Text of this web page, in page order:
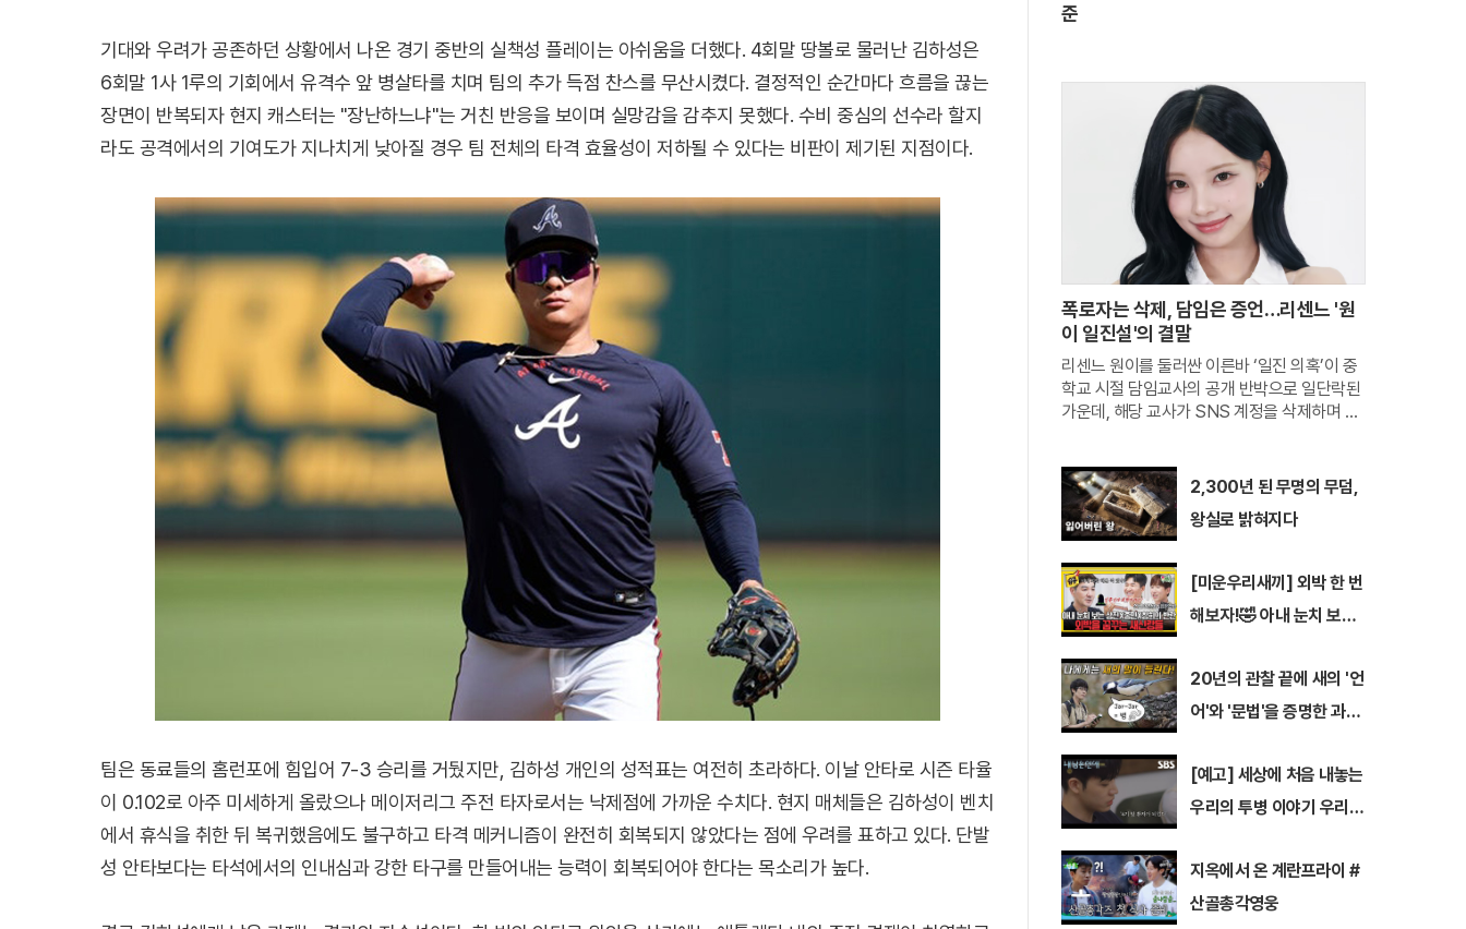
기대와 우려가 공존하던 상황에서 나온 경기 중반의 실책성 플레이는 아쉬움을 더했다. 4회말 땅볼로 물러난 김하성은
6회말 1사 1루의 기회에서 유격수 앞 병살타를 치며 팀의 추가 득점 찬스를 무산시켰다. 결정적인 순간마다 흐름을 끊는
장면이 반복되자 현지 캐스터는 "장난하느냐"는 거친 반응을 보이며 실망감을 감추지 못했다. 수비 중심의 선수라 할지
라도 공격에서의 기여도가 지나치게 낮아질 경우 팀 전체의 타격 효율성이 저하될 수 있다는 비판이 제기된 지점이다.
팀은 동료들의 홈런포에 힘입어 7-3 승리를 거뒀지만, 김하성 개인의 성적표는 여전히 초라하다. 이날 안타로 시즌 타율
이 0.102로 아주 미세하게 올랐으나 메이저리그 주전 타자로서는 낙제점에 가까운 수치다. 현지 매체들은 김하성이 벤치
에서 휴식을 취한 뒤 복귀했음에도 불구하고 타격 메커니즘이 완전히 회복되지 않았다는 점에 우려를 표하고 있다. 단발
성 안타보다는 타석에서의 인내심과 강한 타구를 만들어내는 능력이 회복되어야 한다는 목소리가 높다.
준
폭로자는 삭제, 담임은 증언…리센느 '원
이 일진설'의 결말
리센느 원이를 둘러싼 이른바 ‘일진 의혹’이 중
학교 시절 담임교사의 공개 반박으로 일단락된
가운데, 해당 교사가 SNS 계정을 삭제하며 마
글이 반복되는 온라인 문화를 에둘러 비판했다.
원이의 중학교 담임교사라고 밝힌 A씨는 지난
2일
2,300년 된 무명의 무덤,
왕실로 밝혀지다
[미운우리새끼] 외박 한 번
해보자!🤣 아내 눈치 보던
새 #한상진 #김종민
20년의 관찰 끝에 새의 '언
어'와 '문법'을 증명한 과학
[예고] 세상에 처음 내놓는
우리의 투병 이야기 우리가
까요?💧 | 내 남은 연애 | S
BS
지옥에서 온 계란프라이 #
산골총각영웅